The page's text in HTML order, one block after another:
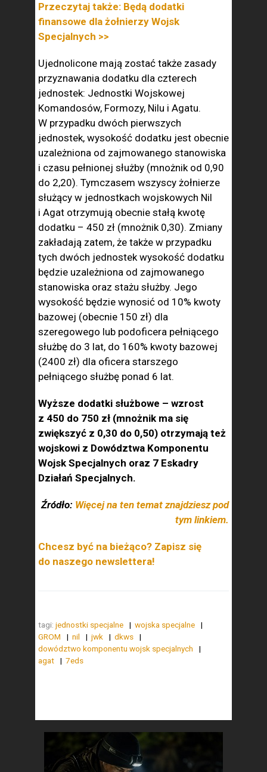
Przeczytaj także: Będą dodatki
finansowe dla żołnierzy Wojsk
Specjalnych >>
Ujednolicone mają zostać także zasady
przyznawania dodatku dla czterech
jednostek: Jednostki Wojskowej
Komandosów, Formozy, Nilu i Agatu.
W przypadku dwóch pierwszych
jednostek, wysokość dodatku jest obecnie
uzależniona od zajmowanego stanowiska
i czasu pełnionej służby (mnożnik od 0,90
do 2,20). Tymczasem wszyscy żołnierze
służący w jednostkach wojskowych Nil
i Agat otrzymują obecnie stałą kwotę
dodatku – 450 zł (mnożnik 0,30). Zmiany
zakładają zatem, że także w przypadku
tych dwóch jednostek wysokość dodatku
będzie uzależniona od zajmowanego
stanowiska oraz stażu służby. Jego
wysokość będzie wynosić od 10% kwoty
bazowej (obecnie 150 zł) dla
szeregowego lub podoficera pełniącego
służbę do 3 lat, do 160% kwoty bazowej
(2400 zł) dla oficera starszego
pełniącego służbę ponad 6 lat.
Wyższe dodatki służbowe – wzrost
z 450 do 750 zł (mnożnik ma się
zwiększyć z 0,30 do 0,50) otrzymają też
wojskowi z Dowództwa Komponentu
Wojsk Specjalnych oraz 7 Eskadry
Działań Specjalnych.
Źródło: Więcej na ten temat znajdziesz pod
tym linkiem.
Chcesz być na bieżąco? Zapisz się
do naszego newslettera!
tagi: jednostki specjalne
wojska specjalne
GROM
nil jwk
dkws
dowództwo komponentu wojsk specjalnych
agat
7eds